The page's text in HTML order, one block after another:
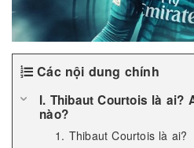
Các nội dung chính
I. Thibaut Courtois là ai?
nào?
1. Thibaut Courtois là ai?